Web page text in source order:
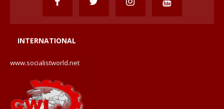
INTERNATIONAL
www.socialistworld.net